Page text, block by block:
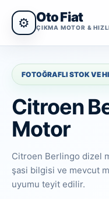
⚙ Oto Fiat
ÇIKMA MOTOR &
FOTOĞRAFLI STOK VE
Citroen
Motor
Citroen Berlingo dizel
şasi bilgisi ve mevcut
uyumu teyit edilir.